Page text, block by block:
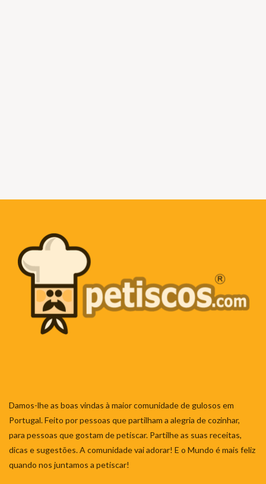
Damos-lhe as boas vindas à maior comunidade de gulosos em
Portugal. Feito por pessoas que partilham a alegria de cozinhar,
para pessoas que gostam de petiscar. Partilhe as suas receitas,
dicas e sugestões. A comunidade vai adorar! E o Mundo é mais feliz
quando nos juntamos a petiscar!